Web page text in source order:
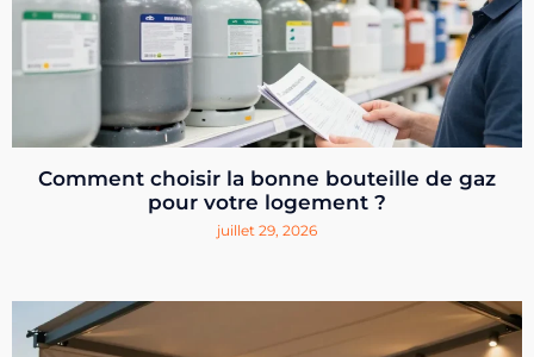
Comment choisir la bonne bouteille de gaz
pour votre logement ?
juillet 29, 2026